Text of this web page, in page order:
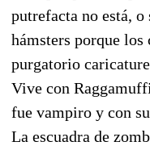
putrefacta no está,
hámsters porque los
purgatorio
Vive con
fue vampiro y con
La escuadra de